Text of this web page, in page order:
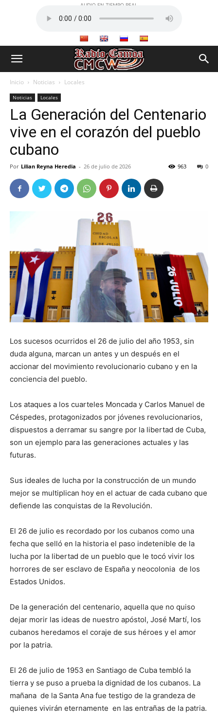
AUDIO EN TIEMPO REAL
Inicio Noticias Locales
Noticias Locales
La Generación del Centenario
vive en el corazón del pueblo
cubano
Por Lilian Reyna Heredia - 26 de julio de 2026 0
963
Los sucesos ocurridos el 26 de julio del año 1953, sin
duda alguna, marcan un antes y un después en el
accionar del movimiento revolucionario cubano y en la
conciencia del pueblo.
Los ataques a los cuarteles Moncada y Carlos Manuel de
Céspedes, protagonizados por jóvenes revolucionarios,
dispuestos a derramar su sangre por la libertad de Cuba,
son un ejemplo para las generaciones actuales y las
futuras.
Sus ideales de lucha por la construcción de un mundo
mejor se multiplican hoy en el actuar de cada cubano que
defiende las conquistas de la Revolución.
El 26 de julio es recordado por los cubanos como una
fecha que selló en la historia el paso indetenible de la
lucha por la libertad de un pueblo que le tocó vivir los
horrores de ser esclavo de España y neocolonia de los
Estados Unidos.
De la generación del centenario, aquella que no quiso
dejar morir las ideas de nuestro apóstol, José Martí, los
cubanos heredamos el coraje de sus héroes y el amor
por la patria.
El 26 de julio de 1953 en Santiago de Cuba tembló la
tierra y se puso a prueba la dignidad de los cubanos. La
mañana de la Santa Ana fue testigo de la grandeza de
quienes vivirán eternamente en las entrañas de la patria.